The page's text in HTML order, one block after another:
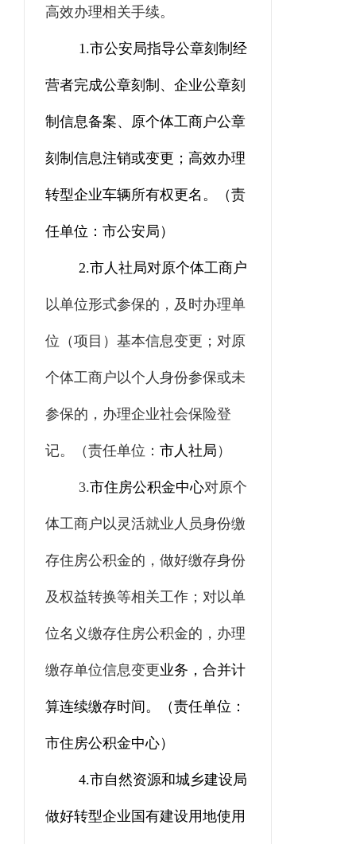
高效办理相关手续。
1.市公安局指导公章刻制经
营者完成公章刻制 、 企业公章刻
制信息备案、原个体工商户公章
刻制信息注销或变更 ； 高效办理
转型企业车辆所有权更名。 （责
任单位：市公安局）
2.市人社局对原个体工商户
以单位形式参保的，及时办理单
位（项目）基本信息变更；对原
个体工商户以个人身份参保或未
参保的，办理企业社会保险登
记。 （责任单位： 市人社局 ）
3.市住房公积金中心对原个
体工商户以灵活就业人员身份缴
存住房公积金的，做好缴存身份
及权益转换等相关工作；对以单
位名义缴存住房公积金的，办理
缴存单位信息变更业务，合并计
算连续缴存时间。 （责任单位：
市住房公积金中心）
4.市自然资源和城乡建设局
做好转型企业国有建设用地使用